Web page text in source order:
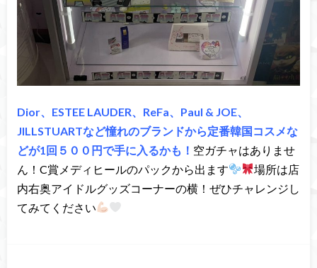
Dior、ESTEE LAUDER、ReFa、Paul & JOE、
JILLSTUARTなど憧れのブランドから定番韓国コスメな
どが1回５００円で手に入るかも！ 空ガチャはありませ
ん！C賞メディヒールのパックから出ます
場所は店
内右奥アイドルグッズコーナーの横！ぜひチャレンジし
てみてください